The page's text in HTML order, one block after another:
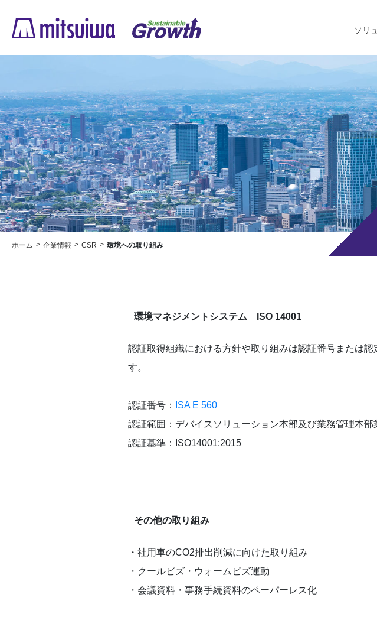
ソリ
ホーム 企業情報 CSR 環境への取り組み
環境マネジメントシステム ISO 14001
認証取得組織における方針や取り組みは認証番号または
す。
認証番号：
ISA E 560
認証範囲：デバイスソリューション本部及び業務管理本部
認証基準：ISO14001:2015
その他の取り組み
・社用車のCO2排出削減に向けた取り組み
・クールビズ・ウォームビズ運動
・会議資料・事務手続資料のペーパーレス化